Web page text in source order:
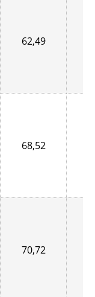
62,49
68,52
70,72